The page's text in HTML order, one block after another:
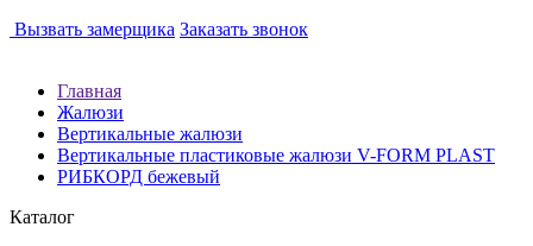
Вызвать замерщика Заказать звонок
Главная
Жалюзи
Вертикальные жалюзи
Вертикальные пластиковые жалюзи V-FORM PLAST
РИБКОРД бежевый
Каталог